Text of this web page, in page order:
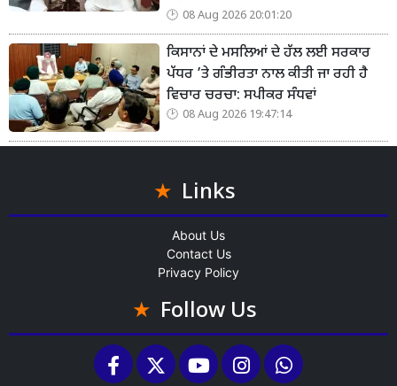
08 Aug 2026 20:01:20
ਕਿਸਾਨਾਂ ਦੇ ਮਸਲਿਆਂ ਦੇ ਹੱਲ ਲਈ ਸਰਕਾਰ
ਪੱਧਰ ’ਤੇ ਗੰਭੀਰਤਾ ਨਾਲ ਕੀਤੀ ਜਾ ਰਹੀ ਹੈ
ਵਿਚਾਰ ਚਰਚਾ: ਸਪੀਕਰ ਸੰਧਵਾਂ
08 Aug 2026 19:47:14
Links
About Us
Contact Us
Privacy Policy
Follow Us